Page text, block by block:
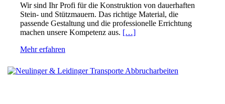
Wir sind Ihr Profi für die Konstruktion von dauerhaften
Stein- und Stützmauern. Das richtige Material, die
passende Gestaltung und die professionelle Errichtung
machen unsere Kompetenz aus. […]
Mehr erfahren